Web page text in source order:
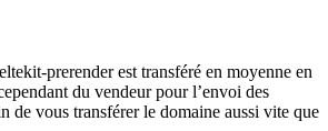
prerender est transféré en moyenne en
du vendeur pour l’envoi des
de vous transférer le domaine aussi vite que